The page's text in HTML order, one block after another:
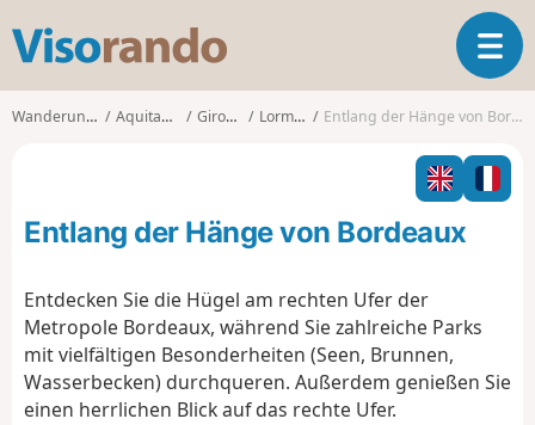
s
o
T
o
g
l
n
i
Wanderungen Aquitanien Gironde Lormont Entlang der Hänge von Bordeaux
Entlang der Hänge von Bordeaux
Entdecken Sie die Hügel am rechten Ufer der
Metropole Bordeaux, während Sie zahlreiche Parks
mit vielfältigen Besonderheiten (Seen, Brunnen,
Wasserbecken) durchqueren. Außerdem genießen Sie
einen herrlichen Blick auf das rechte Ufer.